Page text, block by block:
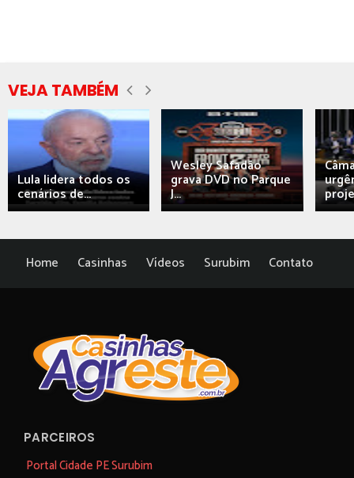
VEJA TAMBÉM
Lula lidera todos os
cenários de...
Wesley Safadão
grava DVD no Parque
J...
Home Casinhas Vídeos Surubim Contato
PARCEIROS
Portal Cidade PE Surubim